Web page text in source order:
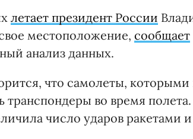
летает президент России
местоположение, сообщает
анализ данных.
что самолеты, которыми
транспондеры во время
число ударов